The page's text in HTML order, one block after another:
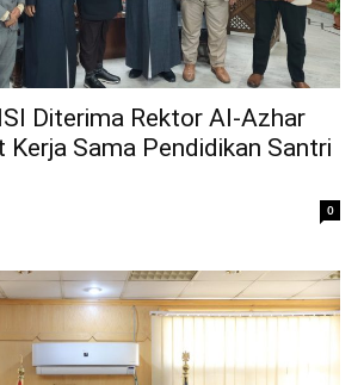
Diterima Rektor Al-Azhar
Kerja Sama Pendidikan Santri
0